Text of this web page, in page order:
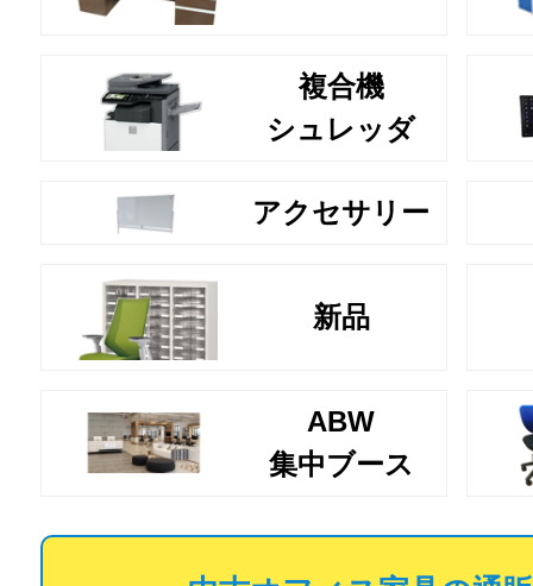
複合機
シュレッダ
アクセサリー
新品
ABW
集中ブース